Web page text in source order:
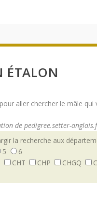
ÉTALON
aller chercher le mâle
de pedigree.setter-
la recherche aux
5
6
CHT CHP CHGQ